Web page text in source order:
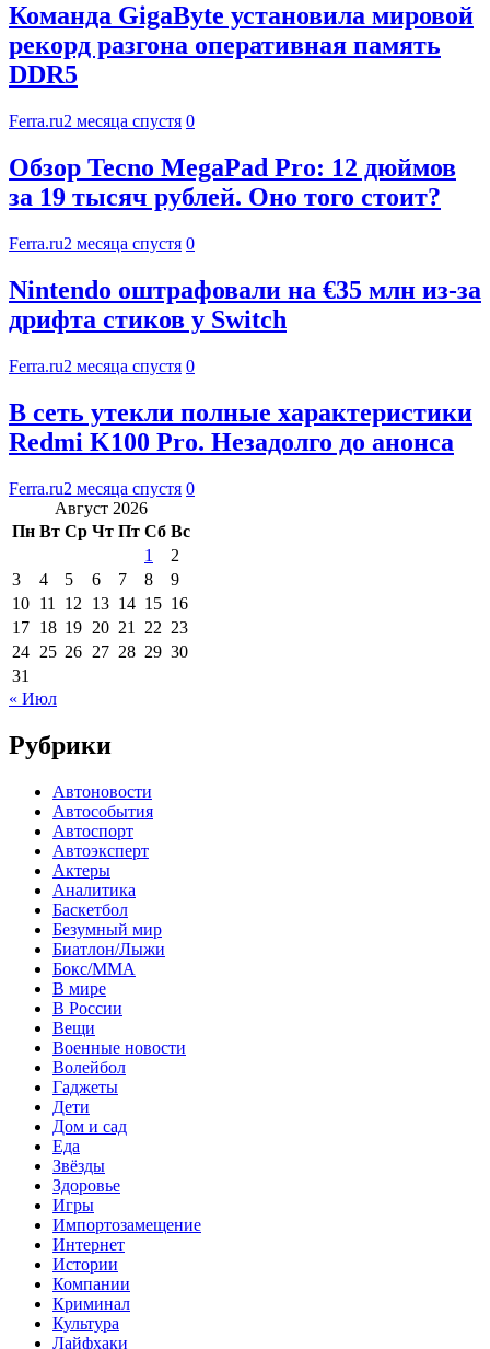
Команда GigaByte установила мировой
рекорд разгона оперативная память
DDR5
Ferra.ru2 месяца спустя 0
Обзор Tecno MegaPad Pro: 12 дюймов
за 19 тысяч рублей. Оно того стоит?
Ferra.ru2 месяца спустя 0
Nintendo оштрафовали на €35 млн из-за
дрифта стиков у Switch
Ferra.ru2 месяца спустя 0
В сеть утекли полные характеристики
Redmi K100 Pro. Незадолго до анонса
Ferra.ru2 месяца спустя 0
Август 2026
Пн Вт Ср Чт Пт Сб Вс
1
2
3
4 5 6 7 8
9
10 11 12 13 14 15 16
17 18 19 20 21 22 23
24 25 26 27 28 29 30
31
« Июл
Рубрики
Автоновости
Автособытия
Автоспорт
Автоэксперт
Актеры
Аналитика
Баскетбол
Безумный мир
Биатлон/Лыжи
Бокс/MMA
В мире
В России
Вещи
Военные новости
Волейбол
Гаджеты
Дети
Дом и сад
Еда
Звёзды
Здоровье
Игры
Импортозамещение
Интернет
Истории
Компании
Криминал
Культура
Лайфхаки